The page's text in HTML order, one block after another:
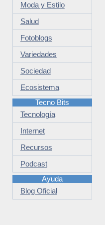
Moda y Estilo
Salud
Fotoblogs
Variedades
Sociedad
Ecosistema
Tecno Bits
Tecnología
Internet
Recursos
Podcast
Ayuda
Blog Oficial